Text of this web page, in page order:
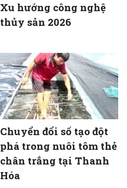
Xu hướng công nghệ
thủy sản 2026
Chuyển đổi số tạo đột
phá trong nuôi tôm thẻ
chân trắng tại Thanh
Hóa